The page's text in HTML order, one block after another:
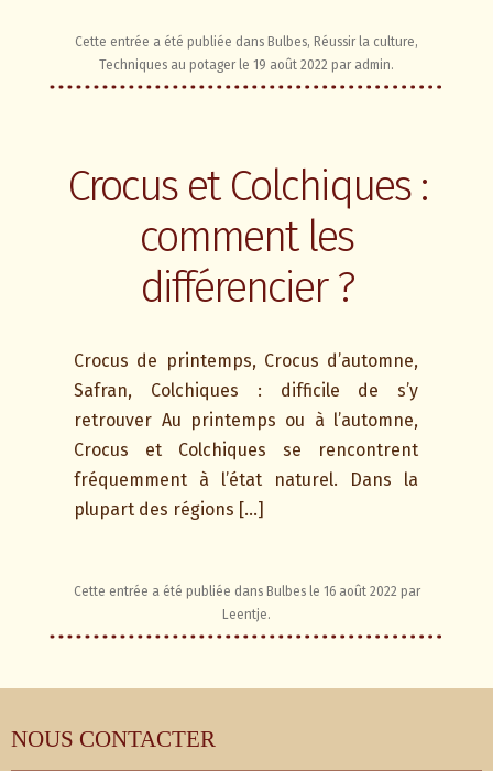
Cette entrée a été publiée dans Bulbes, Réussir la culture,
Techniques au potager le 19 août 2022 par admin.
Crocus et Colchiques :
comment les
différencier ?
Crocus de printemps, Crocus d’automne,
Safran, Colchiques : difficile de s’y
retrouver Au printemps ou à l’automne,
Crocus et Colchiques se rencontrent
fréquemment à l’état naturel. Dans la
plupart des régions […]
Cette entrée a été publiée dans Bulbesle 16 août 2022 par
Leentje.
NOUS CONTACTER